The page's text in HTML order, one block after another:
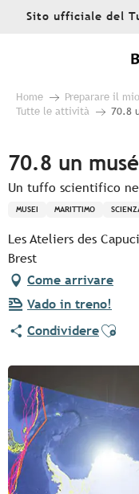
AllerSito ufficiale del
Home Preparare il
Tutte le attività
70.8
70.8 un
Un tuffo scientifico
MUSEI MARITTIMO
Les Ateliers des
Brest
Come arrivare
Vado in treno!
Condividere